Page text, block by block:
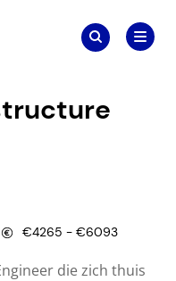
Zoeken
naar:
Zoeken
€4265 - €6093
die zich thuis